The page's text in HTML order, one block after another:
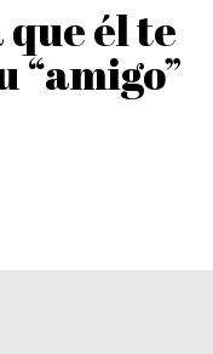
él te
“amigo”